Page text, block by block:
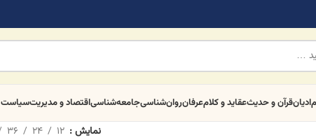
ادیانقرآن و حدیثعقاید و کلامعرفانروان‌شناسیجامعه‌شناسیاقتصاد و مدیریتسیاست
نمایش 12
24
36